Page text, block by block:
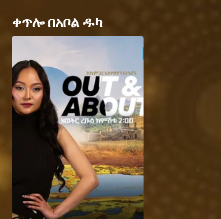
ቀጥሎ በአቦል ዱካ